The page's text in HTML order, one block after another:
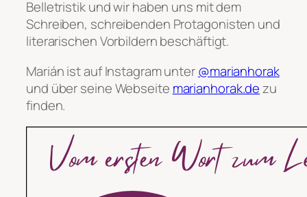
Belletristik und wir haben uns mit dem
Schreiben, schreibenden Protagonisten und
literarischen Vorbildern beschäftigt.
Marián ist auf Instagram unter@marianhorak
und über seine Webseite marianhorak.dezu
finden.